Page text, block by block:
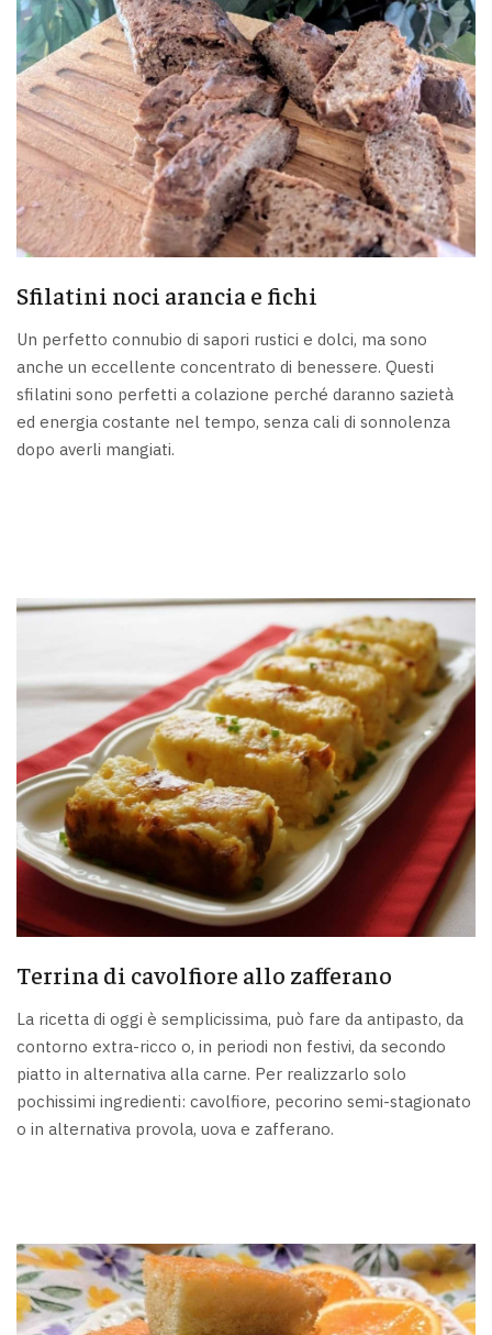
Sfilatini noci arancia e fichi
Un perfetto connubio di sapori rustici e dolci, ma sono
anche un eccellente concentrato di benessere. Questi
sfilatini sono perfetti a colazione perché daranno sazietà
ed energia costante nel tempo, senza cali di sonnolenza
dopo averli mangiati.
Terrina di cavolfiore allo zafferano
La ricetta di oggi è semplicissima, può fare da antipasto, da
contorno extra-ricco o, in periodi non festivi, da secondo
piatto in alternativa alla carne. Per realizzarlo solo
pochissimi ingredienti: cavolfiore, pecorino semi-stagionato
o in alternativa provola, uova e zafferano.